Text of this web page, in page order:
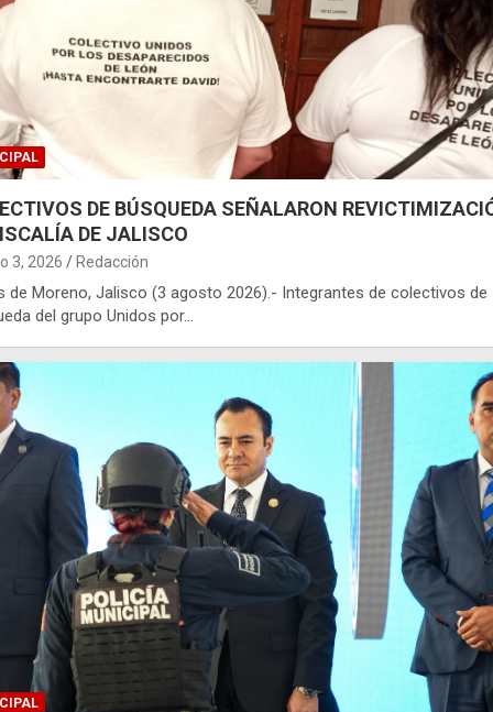
DE BÚSQUEDA SEÑALARON
DE JALISCO
3, 2026 Redacción
de Moreno, Jalisco (3 agosto 2026).- Integrantes de colectivos de
del grupo Unidos por…